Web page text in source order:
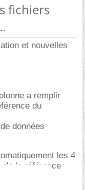
fichiers
et nouvelles
a remplir
du
données
les 4
de la référence